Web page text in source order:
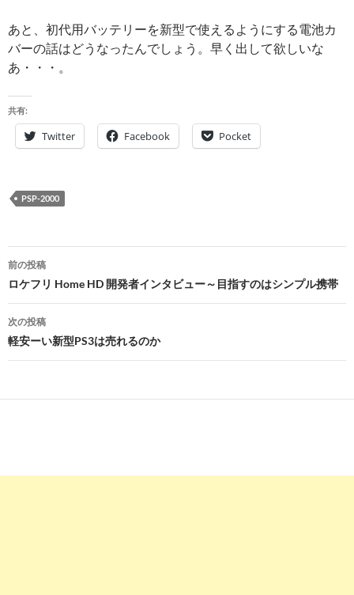
あと、初代用バッテリーを新型で使えるようにする電池カ
バーの話はどうなったんでしょう。早く出して欲しいな
あ・・・。
共有:
Twitter Facebook Pocket
PSP-2000
投
稿
ナ
ビ
ゲ
ー
ン
前の投稿
ロケフリ Home HD 開発者インタビュー～目指すのはシンプル携帯
次の投稿
軽安ーい新型PS3は売れるのか